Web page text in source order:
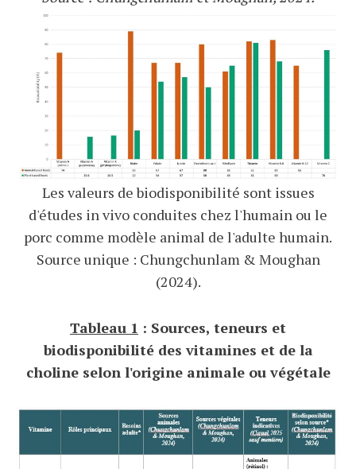
Les valeurs de biodisponibilité sont issues
d'études in vivo conduites chez l'humain ou le
porc comme modèle animal de l'adulte humain.
Source unique : Chungchunlam & Moughan
(2024).
Tableau 1 : Sources, teneurs et
biodisponibilité des vitamines et de la
choline selon l'origine animale ou végétale